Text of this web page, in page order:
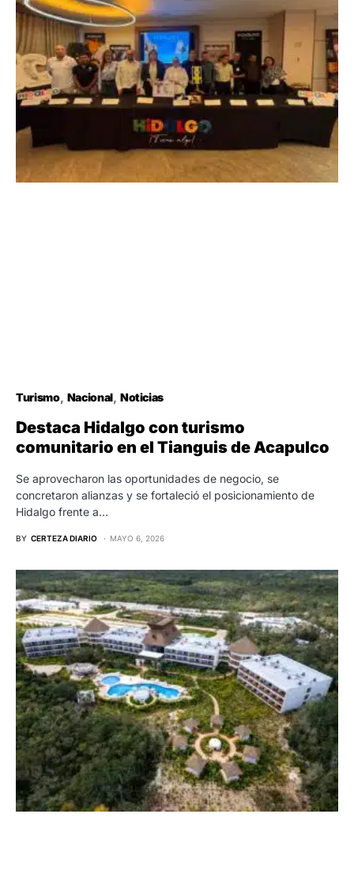
Turismo Nacional Noticias
Destaca Hidalgo con turismo
comunitario en el Tianguis de Acapulco
Se aprovecharon las oportunidades de negocio, se
concretaron alianzas y se fortaleció el posicionamiento de
Hidalgo frente a…
BY CERTEZA DIARIO MAYO 6, 2026